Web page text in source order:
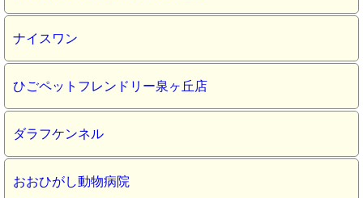
ナイスワン
ひごペットフレンドリー泉ヶ丘店
ダラフケンネル
おおひがし動物病院